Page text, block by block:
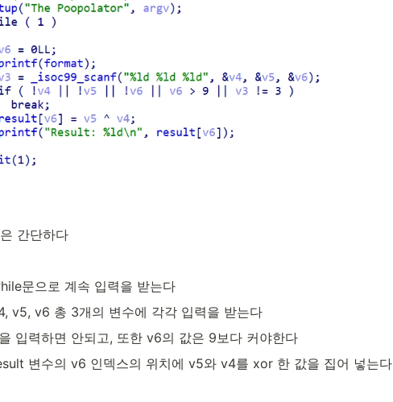
간단하다
문으로 계속 입력을 받는다
v5, v6 총 3개의 변수에 각각 입력을 받는다
입력하면 안되고, 또한 v6의 값은 9보다 커야한다
변수의 v6 인덱스의 위치에 v5와 v4를 xor 한 값을 집어 넣는다